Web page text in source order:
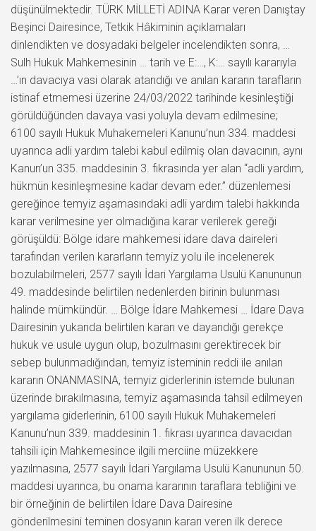
düşünülmektedir. TÜRK MİLLETİ ADINA Karar veren Danıştay
Beşinci Dairesince, Tetkik Hâkiminin açıklamaları
dinlendikten ve dosyadaki belgeler incelendikten sonra, …
Sulh Hukuk Mahkemesinin … tarih ve E:…, K:… sayılı kararıyla
…’ın davacıya vasi olarak atandığı ve anılan kararın tarafların
istinaf etmemesi üzerine 24/03/2022 tarihinde kesinleştiği
görüldüğünden davaya vasi yoluyla devam edilmesine;
6100 sayılı Hukuk Muhakemeleri Kanunu’nun 334. maddesi
uyarınca adli yardım talebi kabul edilmiş olan davacının, aynı
Kanun’un 335. maddesinin 3. fıkrasında yer alan “adli yardım,
hükmün kesinleşmesine kadar devam eder.” düzenlemesi
gereğince temyiz aşamasındaki adli yardım talebi hakkında
karar verilmesine yer olmadığına karar verilerek gereği
görüşüldü: Bölge idare mahkemesi idare dava daireleri
tarafından verilen kararların temyiz yolu ile incelenerek
bozulabilmeleri, 2577 sayılı İdari Yargılama Usulü Kanununun
49. maddesinde belirtilen nedenlerden birinin bulunması
halinde mümkündür. … Bölge İdare Mahkemesi … İdare Dava
Dairesinin yukarıda belirtilen kararı ve dayandığı gerekçe
hukuk ve usule uygun olup, bozulmasını gerektirecek bir
sebep bulunmadığından, temyiz isteminin reddi ile anılan
kararın ONANMASINA, temyiz giderlerinin istemde bulunan
üzerinde bırakılmasına, temyiz aşamasında tahsil edilmeyen
yargılama giderlerinin, 6100 sayılı Hukuk Muhakemeleri
Kanunu’nun 339. maddesinin 1. fıkrası uyarınca davacıdan
tahsili için Mahkemesince ilgili merciine müzekkere
yazılmasına, 2577 sayılı İdari Yargılama Usulü Kanununun 50.
maddesi uyarınca, bu onama kararının taraflara tebliğini ve
bir örneğinin de belirtilen İdare Dava Dairesine
gönderilmesini teminen dosyanın kararı veren ilk derece